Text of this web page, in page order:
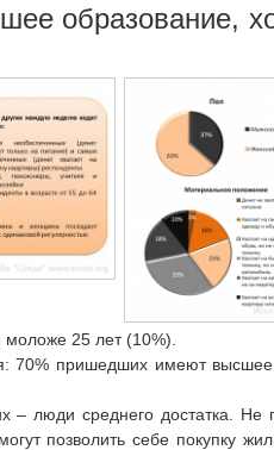
образование,
моложе 25 лет (10%).
70% пришедших имеют
– люди среднего достатка.
позволить себе покупку